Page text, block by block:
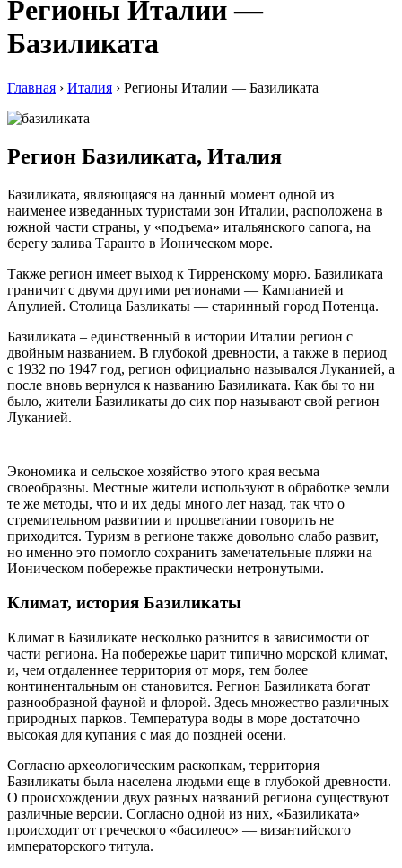
Регионы Италии —
Базиликата
Главная › Италия › Регионы Италии — Базиликата
Регион Базиликата, Италия
Базиликата, являющаяся на данный момент одной из
наименее изведанных туристами зон Италии, расположена в
южной части страны, у «подъема» итальянского сапога, на
берегу залива Таранто в Ионическом море.
Также регион имеет выход к Тирренскому морю. Базиликата
граничит с двумя другими регионами — Кампанией и
Апулией. Столица Базликаты — старинный город Потенца.
Базиликата – единственный в истории Италии регион с
двойным названием. В глубокой древности, а также в период
с 1932 по 1947 год, регион официально назывался Луканией, а
после вновь вернулся к названию Базиликата. Как бы то ни
было, жители Базиликаты до сих пор называют свой регион
Луканией.
Экономика и сельское хозяйство этого края весьма
своеобразны. Местные жители используют в обработке земли
те же методы, что и их деды много лет назад, так что о
стремительном развитии и процветании говорить не
приходится. Туризм в регионе также довольно слабо развит,
но именно это помогло сохранить замечательные пляжи на
Ионическом побережье практически нетронутыми.
Климат, история Базиликаты
Климат в Базиликате несколько разнится в зависимости от
части региона. На побережье царит типично морской климат,
и, чем отдаленнее территория от моря, тем более
континентальным он становится. Регион Базиликата богат
разнообразной фауной и флорой. Здесь множество различных
природных парков. Температура воды в море достаточно
высокая для купания с мая до поздней осени.
Согласно археологическим раскопкам, территория
Базиликаты была населена людьми еще в глубокой древности.
О происхождении двух разных названий региона существуют
различные версии. Согласно одной из них, «Базиликата»
происходит от греческого «басилеос» — византийского
императорского титула.